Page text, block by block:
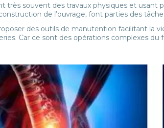
très souvent des travaux physiques et
de l’ouvrage, font parties des
des outils de manutention facilitant
Car ce sont des opérations complexes